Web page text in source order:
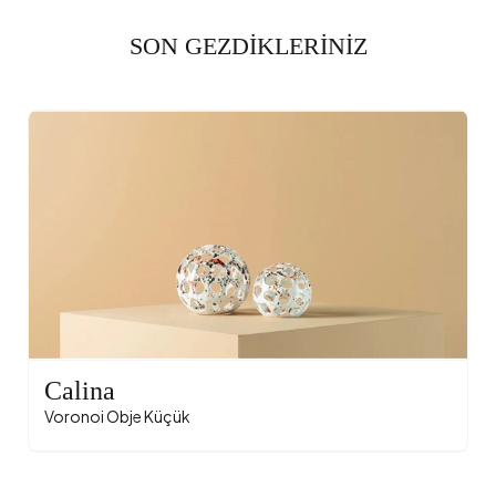
SON GEZDİKLERİNİZ
Calina
Voronoi Obje Küçük